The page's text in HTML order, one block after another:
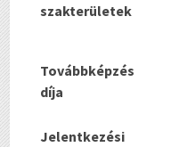
szakterületek
Továbbképzés
díja
Jelentkezési